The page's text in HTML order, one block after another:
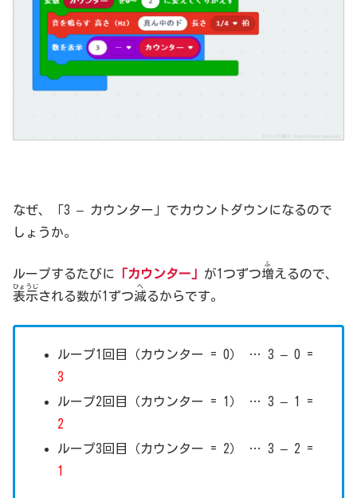
なぜ、「3 – カウンター」でカウントダウンになるので
しょうか。
ループするたびに 「カウンター」 が1つずつ増
ふ
えるので、
表示
ひょうじ
される数が1ずつ減
へ
るからです。
ループ1回目（カウンター = 0） … 3 – 0 =
3
ループ2回目（カウンター = 1） … 3 – 1 =
2
ループ3回目（カウンター = 2） … 3 – 2 =
1